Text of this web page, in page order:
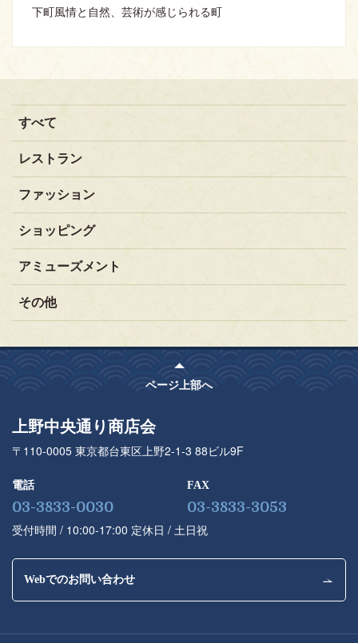
下町風情と自然、芸術が感じられる町
すべて
レストラン
ファッション
ショッピング
アミューズメント
その他
ページ上部へ
上野中央通り商店会
〒110-0005 東京都台東区上野2-1-3 88ビル9F
電話
03-3833-0030
FAX
03-3833-3053
受付時間 / 10:00-17:00 定休⽇ / ⼟⽇祝
Webでのお問い合わせ